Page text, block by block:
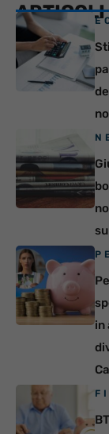
ARTICOLI
in